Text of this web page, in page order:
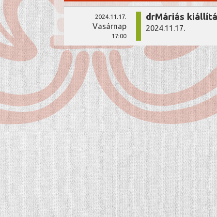
2024.11.17.
Vasárnap
17:00
drMáriás
2024.11.17.
coffee INFORMÁCIÓK
ADATKEZELÉSI TÁJÉKOZTATÓ
FIZETÉSI MÓDOK
DOKUMENTUMTÁR
LEVÉL NEKÜNK
NYITVATARTÁS
menu